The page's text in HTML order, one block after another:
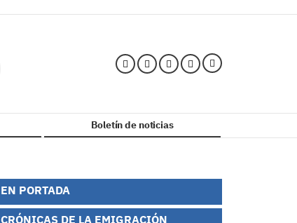
Boletín de noticias
EN PORTADA
CRÓNICAS DE LA EMIGRACIÓN